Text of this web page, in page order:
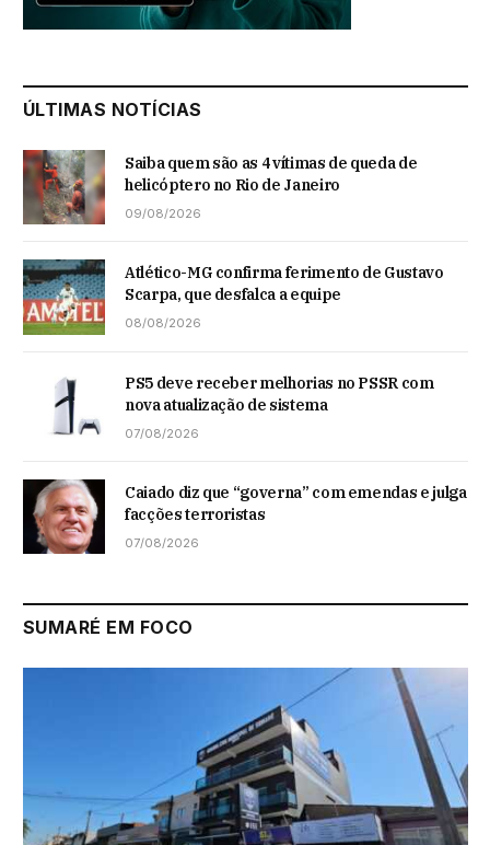
ÚLTIMAS NOTÍCIAS
Saiba quem são as 4 vítimas de queda de
helicóptero no Rio de Janeiro
09/08/2026
Atlético-MG confirma ferimento de Gustavo
Scarpa, que desfalca a equipe
08/08/2026
PS5 deve receber melhorias no PSSR com
nova atualização de sistema
07/08/2026
Caiado diz que “governa” com emendas e julga
facções terroristas
07/08/2026
SUMARÉ EM FOCO